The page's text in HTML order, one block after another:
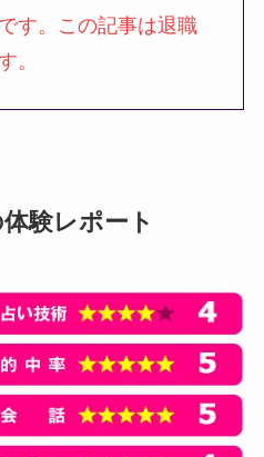
す。この記事は退職
。
験レポート